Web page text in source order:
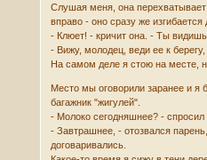
Слушая меня, она перехватывает
вправо - оно сразу же
- Клюет! - кричит она. - Ты
- Вижу, молодец, веди ее к
На самом деле я стою на месте,
Место мы оговорили заранее и
багажник "жигулей".
- Молоко сегодняшнее? - спросил
- Завтрашнее, - отозвался
договаривались.